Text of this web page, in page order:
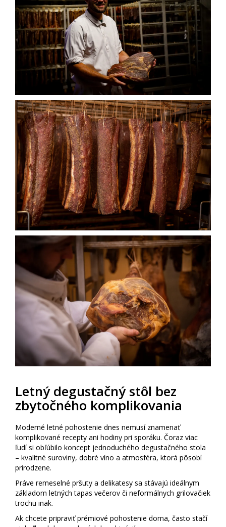
Letný degustačný stôl bez
zbytočného komplikovania
Moderné letné pohostenie dnes nemusí znamenať
komplikované recepty ani hodiny pri sporáku. Čoraz viac
ľudí si obľúbilo koncept jednoduchého degustačného stola
– kvalitné suroviny, dobré víno a atmosféra, ktorá pôsobí
prirodzene.
Práve remeselné pršuty a delikatesy sa stávajú ideálnym
základom letných tapas večerov či neformálnych grilovačiek
trochu inak.
Ak chcete pripraviť prémiové pohostenie doma, často stačí